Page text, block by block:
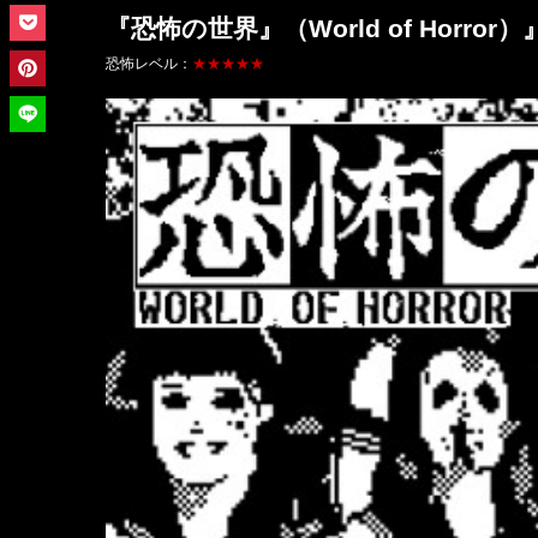
『恐怖の世界』（World of Horror）
恐怖レベル： ★★★★★